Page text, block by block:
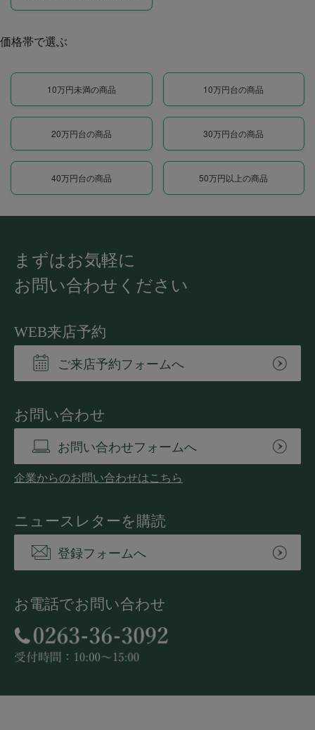
価格帯で選ぶ
10万円未満の商品 10万円台の商品
20万円台の商品 30万円台の商品
40万円台の商品 50万円以上の商品
まずはお気軽に
お問い合わせください
WEB来店予約
ご来店予約フォームへ
お問い合わせ
お問い合わせフォームへ
企業からのお問い合わせはこちら
ニュースレターを購読
登録フォームへ
お電話でお問い合わせ